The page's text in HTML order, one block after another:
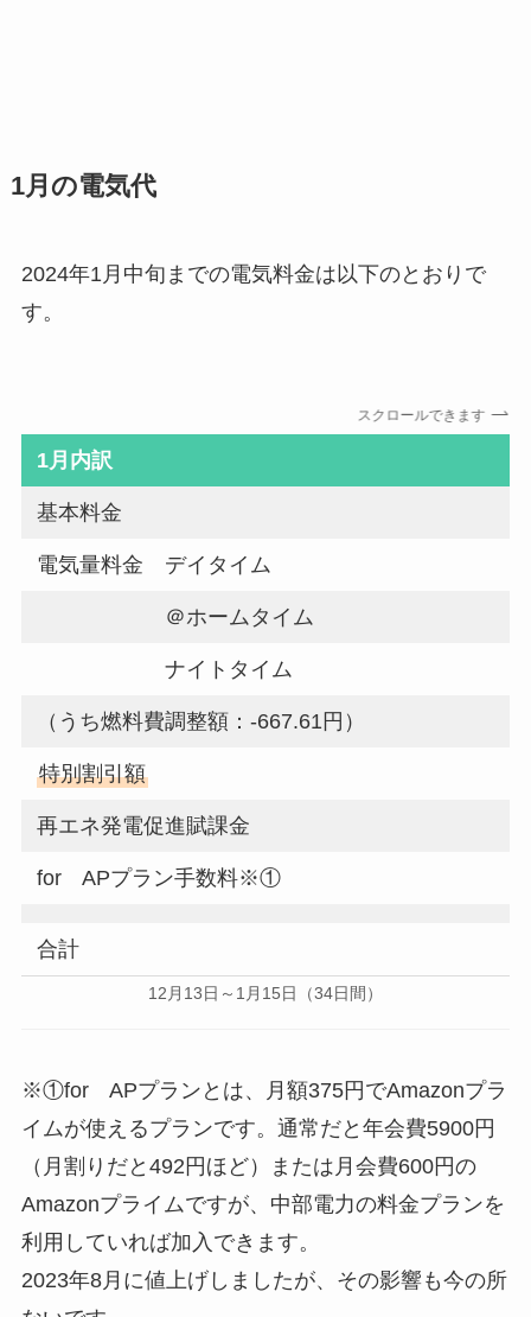
1月の電気代
2024年1月中旬までの電気料金は以下のとおりで
す。
スクロールできます
1月内訳
基本料金
電気量料金 デイタイム
＠ホームタイム
ナイトタイム
（うち燃料費調整額：-667.61円）
特別割引額
再エネ発電促進賦課金
for APプラン手数料※①
合計
12月13日～1月15日（34日間）
※①for APプランとは、月額375円でAmazonプラ
イムが使えるプランです。通常だと年会費5900円
（月割りだと492円ほど）または月会費600円の
Amazonプライムですが、中部電力の料金プランを
利用していれば加入できます。
2023年8月に値上げしましたが、その影響も今の所